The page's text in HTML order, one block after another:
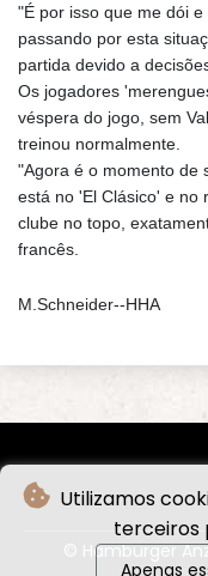
Utilizamos
terceiros
Apenas
"É por isso que me dói
passando por esta
partida devido a
Os jogadores
véspera do jogo, sem
treinou normalmente.
"Agora é o momento de
está no 'El Clásico' e no
clube no topo,
francês.
M.Schneider--HHA
© Hamburger